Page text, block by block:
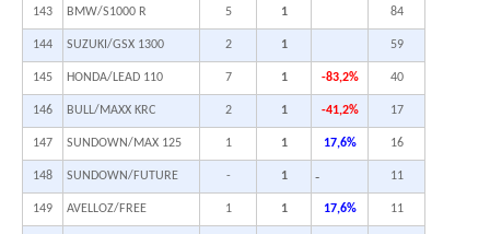
143 BMW/S1000 R 5 1 84
144 SUZUKI/GSX 1300 2 1 59
145 HONDA/LEAD 110 7 1 -83,2% 40
146 BULL/MAXX KRC 2 1 -41,2% 17
147 SUNDOWN/MAX 125 1 1 17,6% 16
148 SUNDOWN/FUTURE - 1 - 11
149 AVELLOZ/FREE 1 1 17,6% 11